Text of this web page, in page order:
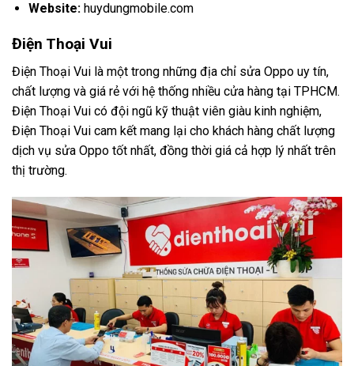
Website:huydungmobile.com
Điện Thoại Vui
Điện Thoại Vui là một trong những địa chỉ sửa Oppo uy tín,
chất lượng và giá rẻ với hệ thống nhiều cửa hàng tại TPHCM.
Điện Thoại Vui có đội ngũ kỹ thuật viên giàu kinh nghiệm,
Điện Thoại Vui cam kết mang lại cho khách hàng chất lượng
dịch vụ sửa Oppo tốt nhất, đồng thời giá cả hợp lý nhất trên
thị trường.